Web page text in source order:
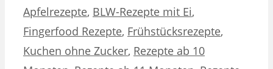
Apfelrezepte, BLW-Rezepte mit Ei,
Fingerfood Rezepte, Frühstücksrezepte,
Kuchen ohne Zucker, Rezepte ab 10